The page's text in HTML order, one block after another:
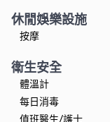
休閒娛樂設施
按摩
衛生安全
體溫計
每日消毒
值班醫生/護士